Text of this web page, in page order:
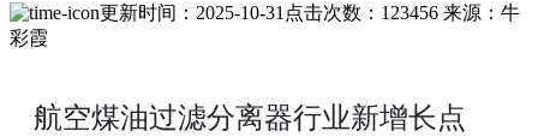
更新时间：2025-10-31 点击次数：123456 来源：牛
彩霞
航空煤油过滤分离器行业新增长点